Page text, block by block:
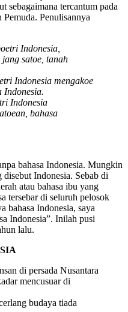
sebagaimana tercantum pada
Penulisannya
Indonesia,
satoe, tanah
Indonesia mengakoe
Indonesia.
Indonesia
bahasa
bahasa Indonesia. Mungkin
disebut Indonesia. Sebab di
atau bahasa ibu yang
tersebar di seluruh pelosok
bahasa Indonesia, saya
Indonesia”. Inilah pusi
lalu.
di persada Nusantara
mencusuar di
budaya tiada